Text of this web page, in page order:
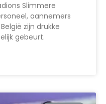
Slimmere
aannemers
zijn drukke
gebeurt.